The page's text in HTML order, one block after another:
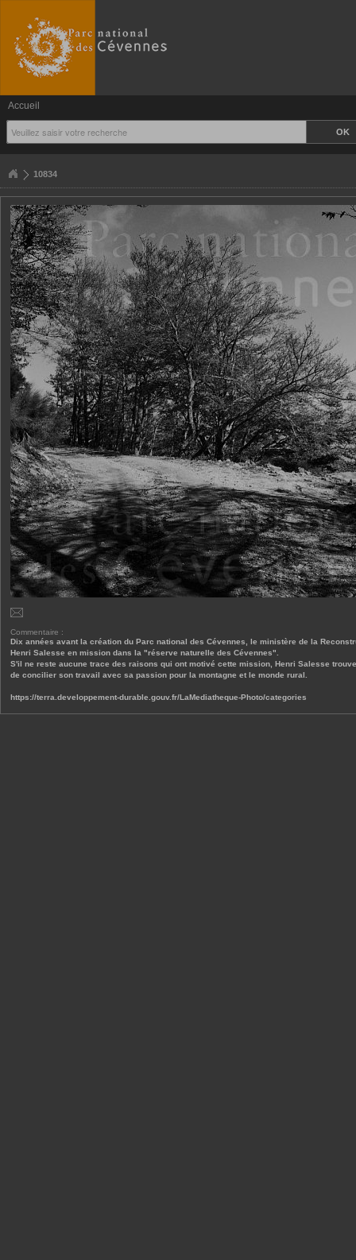
Accueil
10834
Commentaire :
Dix années avant la création du Parc national des Cévennes, le ministère de la
Henri Salesse en mission dans la "réserve naturelle des Cévennes".
S'il ne reste aucune trace des raisons qui ont motivé cette mission, Henri Salesse
de concilier son travail avec sa passion pour la montagne et le monde rural.
https://terra.developpement-durable.gouv.fr/LaMediatheque-Photo/categories